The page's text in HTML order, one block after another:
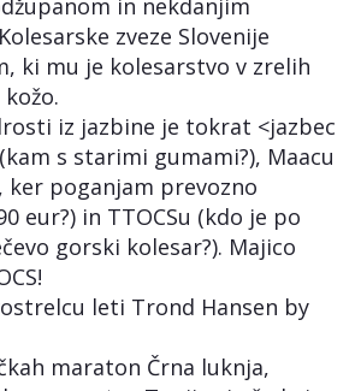
in nekdanjim
zveze Slovenije
ki mu je kolesarstvo v zrelih
iz jazbine je tokrat <jazbec
s starimi gumami?), Maacu
ker poganjam prevozno
eur?) in TTOCSu (kdo je po
gorski kolesar?). Majico
leti Trond Hansen by
maraton Črna luknja,